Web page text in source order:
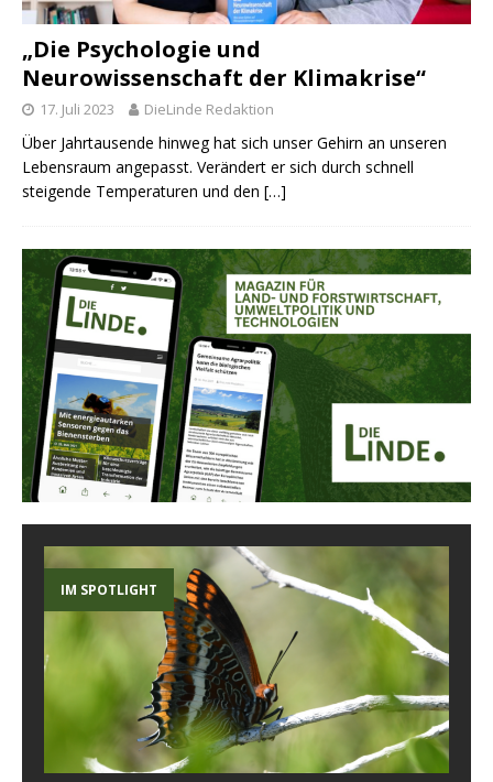
„Die Psychologie und
Neurowissenschaft der Klimakrise“
17. Juli 2023 DieLinde Redaktion
Über Jahrtausende hinweg hat sich unser Gehirn an unseren
Lebensraum angepasst. Verändert er sich durch schnell
steigende Temperaturen und den […]
IM SPOTLIGHT